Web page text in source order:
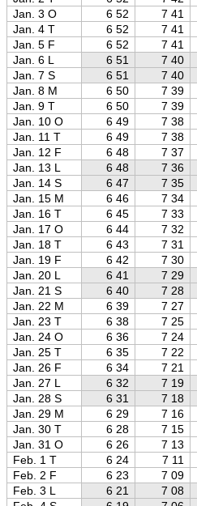
Jan. 3 O
6 52 7 41
Jan. 4 T
6 52 7 41
Jan. 5 F
6 52 7 41
Jan. 6 L
6 51 7 40
Jan. 7 S
6 51 7 40
Jan. 8 M
6 50 7 39
Jan. 9 T
6 50 7 39
Jan. 10 O
6 49 7 38
Jan. 11 T
6 49 7 38
Jan. 12 F
6 48 7 37
Jan. 13 L
6 48 7 36
Jan. 14 S
6 47 7 35
Jan. 15 M
6 46 7 34
Jan. 16 T
6 45 7 33
Jan. 17 O
6 44 7 32
Jan. 18 T
6 43 7 31
Jan. 19 F
6 42 7 30
Jan. 20 L
6 41 7 29
Jan. 21 S
6 40 7 28
Jan. 22 M
6 39 7 27
Jan. 23 T
6 38 7 25
Jan. 24 O
6 36 7 24
Jan. 25 T
6 35 7 22
Jan. 26 F
6 34 7 21
Jan. 27 L
6 32 7 19
Jan. 28 S
6 31 7 18
Jan. 29 M
6 29 7 16
Jan. 30 T
6 28 7 15
Jan. 31 O
6 26 7 13
Feb. 1 T
6 24 7 11
Feb. 2 F
6 23 7 09
Feb. 3 L
6 21 7 08